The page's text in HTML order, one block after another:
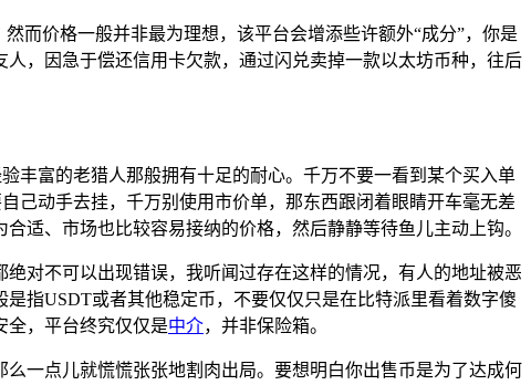
而价格一般并非最为理想，该平台会增添些许额外“成分”，你是
，因急于偿还信用卡欠款，通过闪兑卖掉一款以太坊币种，往后
丰富的老猎人那般拥有十足的耐心。千万不要一看到某个买入单
己动手去挂，千万别使用市价单，那东西跟闭着眼睛开车毫无差
适、市场也比较容易接纳的价格，然后静静等待鱼儿主动上钩。
对不可以出现错误，我听闻过存在这样的情况，有人的地址被恶
指USDT或者其他稳定币，不要仅仅只是在比特派里看着数字傻
全，平台终究仅仅是中介，并非保险箱。
一点儿就慌慌张张地割肉出局。要想明白你出售币是为了达成何